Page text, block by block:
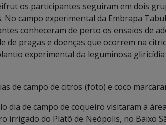
os participantes seguiram em dois
No campo experimental da Embrapa
conheceram de perto os ensaios de
de pragas e doenças que ocorrem na
experimental da leguminosa
de campo de citros (foto) e coco
dia de campo de coqueiro visitaram a
irrigado do Platô de Neópolis, no Baixo